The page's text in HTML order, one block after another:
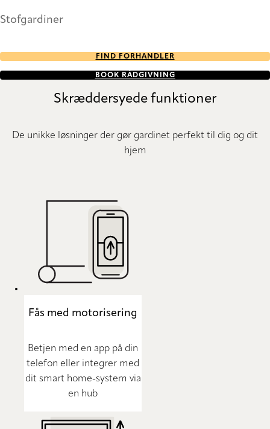
Stofgardiner
FIND FORHANDLER
BOOK RÅDGIVNING
Skræddersyede funktioner
De unikke løsninger der gør gardinet perfekt til dig og dit
hjem
Fås med motorisering
Betjen med en app på din
telefon eller integrer med
dit smart home-system via
en hub